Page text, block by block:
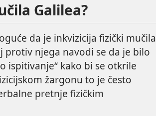
Galilea?
da je inkvizicija fizički mučila
njega navodi se da je bilo
ispitivanje“ kako bi se otkrile
žargonu to je često
pretnje fizičkim